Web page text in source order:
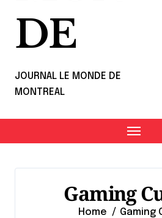
DE
JOURNAL LE MONDE DE
MONTREAL
Gaming
Home Gaming